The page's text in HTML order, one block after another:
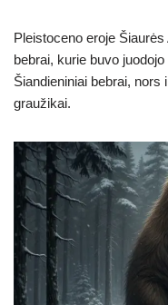
Pleistoceno eroje
bebrai, kurie buvo
Šiandieniniai bebrai,
graužikai.